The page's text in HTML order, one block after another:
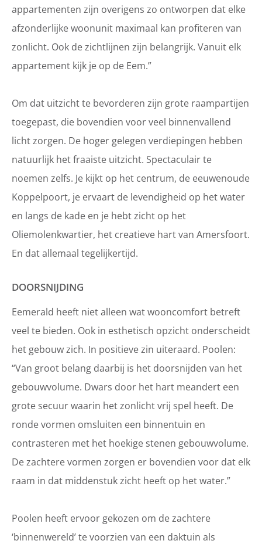
appartementen zijn overigens zo ontworpen dat elke
afzonderlijke woonunit maximaal kan profiteren van
zonlicht. Ook de zichtlijnen zijn belangrijk. Vanuit elk
appartement kijk je op de Eem.”
Om dat uitzicht te bevorderen zijn grote raampartijen
toegepast, die bovendien voor veel binnenvallend
licht zorgen. De hoger gelegen verdiepingen hebben
natuurlijk het fraaiste uitzicht. Spectaculair te
noemen zelfs. Je kijkt op het centrum, de eeuwenoude
Koppelpoort, je ervaart de levendigheid op het water
en langs de kade en je hebt zicht op het
Oliemolenkwartier, het creatieve hart van Amersfoort.
En dat allemaal tegelijkertijd.
DOORSNIJDING
Eemerald heeft niet alleen wat wooncomfort betreft
veel te bieden. Ook in esthetisch opzicht onderscheidt
het gebouw zich. In positieve zin uiteraard. Poolen:
“Van groot belang daarbij is het doorsnijden van het
gebouwvolume. Dwars door het hart meandert een
grote secuur waarin het zonlicht vrij spel heeft. De
ronde vormen omsluiten een binnentuin en
contrasteren met het hoekige stenen gebouwvolume.
De zachtere vormen zorgen er bovendien voor dat elk
raam in dat middenstuk zicht heeft op het water.”
Poolen heeft ervoor gekozen om de zachtere
‘binnenwereld’ te voorzien van een daktuin als